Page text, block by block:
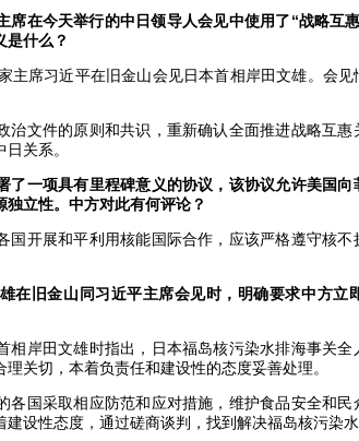
席在今天举行的中日领导人会见中使用了“战略互
是什么？
主席习近平在旧金山会见日本首相岸田文雄。会
治文件的原则和共识，重新确认全面推进战略互
关系。
了一项具有里程碑意义的协议，该协议允许美国
立性。中方对此有何评论？
国开展和平利用核能国际合作，应该严格遵守核
在旧金山同习近平主席会见时，明确要求中方立
相岸田文雄时指出，日本福岛核污染水排海事关
关切，本着负责任和建设性的态度妥善处理。
各国采取相应防范和应对措施，维护食品安全和
设性态度，通过磋商谈判，找到解决福岛核污染水